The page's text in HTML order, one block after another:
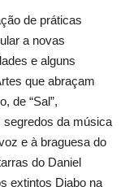
de práticas
a novas
e alguns
que abraçam
de “Sal”,
segredos da música
e à braguesa do
do Daniel
extintos Diabo na